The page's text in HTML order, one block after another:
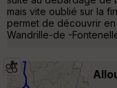
mais vite oublié sur la
permet de découvrir
Wandrille-de -